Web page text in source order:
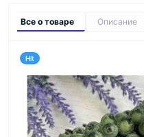
Все о товаре Описание
Hit